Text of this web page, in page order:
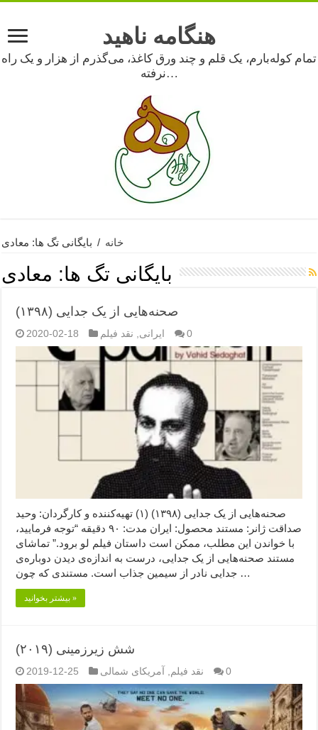
هنگامه ناهید
تمام کوله‌بارم، یک قلم و چند ورق کاغذ، می‌گذرم از هزار و یک راه
نرفته…
خانه / بایگانی تگ ها: معادی
بایگانی تگ ها: معادی
صحنه‌هایی از یک جدایی (۱۳۹۸)
2020-02-18 ایرانی نقد فیلم 0
صحنه‌هایی از یک جدایی (۱۳۹۸) (۱) تهیه‌کننده و کارگردان: وحید
صداقت ژانر: مستند محصول: ایران مدت: ۹۰ دقیقه “توجه فرمایید،‌
با خواندن این مطلب، ممکن است داستان فیلم لو برود.” تماشای
مستند صحنه‌هایی از یک جدایی، درست به اندازه‌ی دیدن دوباره‌ی
جدایی نادر از سیمین جذاب است. مستندی که چون …
بیشتر بخوانید »
شش زیرزمینی (۲۰۱۹)
2019-12-25 نقد فیلم آمریکای شمالی 0